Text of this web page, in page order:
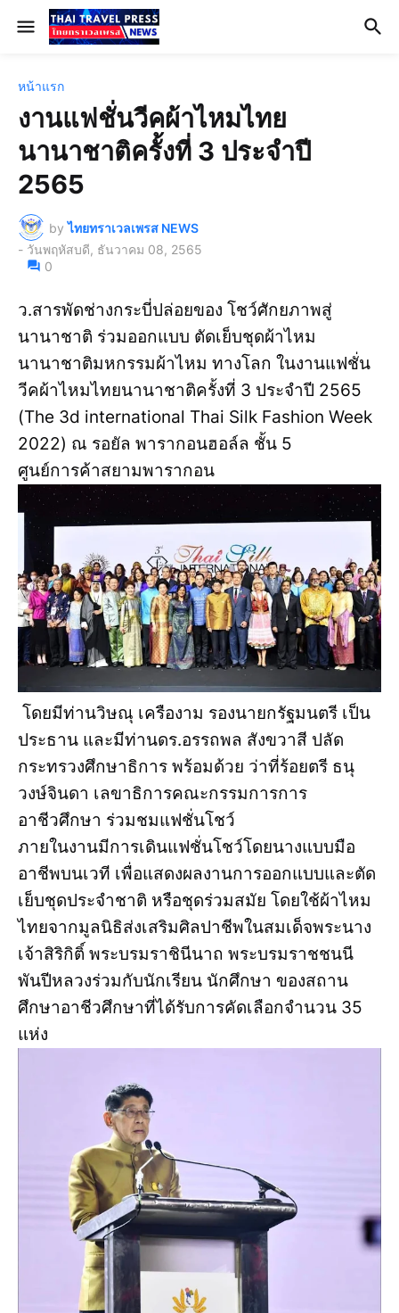
หน้าแรก
งานแฟชั่นวีคผ้าไหมไทย
นานาชาติครั้งที่ 3 ประจำปี
2565
by ไทยทราเวลเพรส NEWS
- วันพฤหัสบดี, ธันวาคม 08, 2565
0
ว.สารพัดช่างกระบี่ปล่อยของ โชว์ศักยภาพสู่
นานาชาติ ร่วมออกแบบ ตัดเย็บชุดผ้าไหม
นานาชาติมหกรรมผ้าไหม ทางโลก ในงานแฟชั่น
วีคผ้าไหมไทยนานาชาติครั้งที่ 3 ประจำปี 2565
(The 3d international Thai Silk Fashion Week
2022) ณ รอยัล พารากอนฮอล์ล ชั้น 5
ศูนย์การค้าสยามพารากอน
โดยมีท่านวิษณุ เครืองาม รองนายกรัฐมนตรี เป็น
ประธาน และมีท่านดร.อรรถพล สังขวาสี ปลัด
กระทรวงศึกษาธิการ พร้อมด้วย ว่าที่ร้อยตรี ธนุ
วงษ์จินดา เลขาธิการคณะกรรมการการ
อาชีวศึกษา ร่วมชมแฟชั่นโชว์
ภายในงานมีการเดินแฟชั่นโชว์โดยนางแบบมือ
อาชีพบนเวที เพื่อแสดงผลงานการออกแบบและตัด
เย็บชุดประจำชาติ หรือชุดร่วมสมัย โดยใช้ผ้าไหม
ไทยจากมูลนิธิส่งเสริมศิลปาชีพในสมเด็จพระนาง
เจ้าสิริกิติ์ พระบรมราชินีนาถ พระบรมราชชนนี
พันปีหลวงร่วมกับนักเรียน นักศึกษา ของสถาน
ศึกษาอาชีวศึกษาที่ได้รับการคัดเลือกจำนวน 35
แห่ง